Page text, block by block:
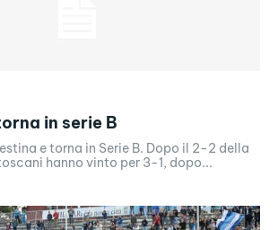
in serie B
e torna in Serie B. Dopo il 2-2 della
hanno vinto per 3-1, dopo...